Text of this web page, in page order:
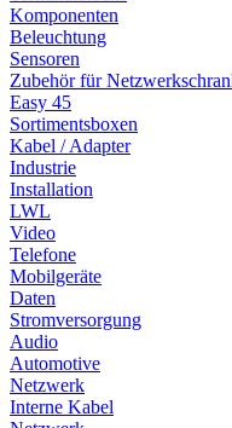
Komponenten
Beleuchtung
Sensoren
Zubehör für
Easy 45
Sortimentsboxen
Kabel / Adapter
Industrie
Installation
LWL
Video
Telefone
Mobilgeräte
Daten
Stromversorgung
Audio
Automotive
Netzwerk
Interne Kabel